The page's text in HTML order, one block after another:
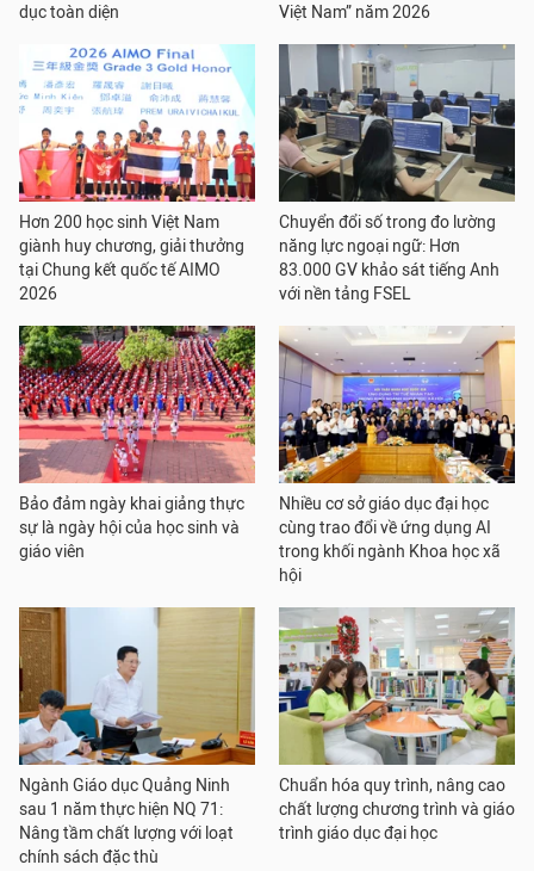
dục toàn diện
Việt Nam” năm 2026
Hơn 200 học sinh Việt Nam
giành huy chương, giải thưởng
tại Chung kết quốc tế AIMO
2026
Chuyển đổi số trong đo lường
năng lực ngoại ngữ: Hơn
83.000 GV khảo sát tiếng Anh
với nền tảng FSEL
Bảo đảm ngày khai giảng thực
sự là ngày hội của học sinh và
giáo viên
Nhiều cơ sở giáo dục đại học
cùng trao đổi về ứng dụng AI
trong khối ngành Khoa học xã
hội
Ngành Giáo dục Quảng Ninh
sau 1 năm thực hiện NQ 71:
Nâng tầm chất lượng với loạt
chính sách đặc thù
Chuẩn hóa quy trình, nâng cao
chất lượng chương trình và giáo
trình giáo dục đại học